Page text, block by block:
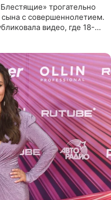
трогательно
сына с совершеннолетием.
видео, где 18-